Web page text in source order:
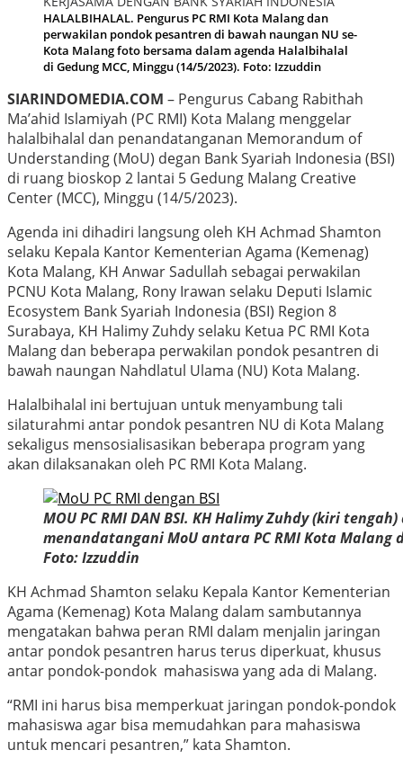
HALALBIHALAL. Pengurus PC RMI Kota Malang dan
perwakilan pondok pesantren di bawah naungan NU se-
Kota Malang foto bersama dalam agenda Halalbihalal
di Gedung MCC, Minggu (14/5/2023). Foto: Izzuddin
SIARINDOMEDIA.COM – Pengurus Cabang Rabithah
Ma’ahid Islamiyah (PC RMI) Kota Malang menggelar
halalbihalal dan penandatanganan Memorandum of
Understanding (MoU) degan Bank Syariah Indonesia (BSI)
di ruang bioskop 2 lantai 5 Gedung Malang Creative
Center (MCC), Minggu (14/5/2023).
Agenda ini dihadiri langsung oleh KH Achmad Shamton
selaku Kepala Kantor Kementerian Agama (Kemenag)
Kota Malang, KH Anwar Sadullah sebagai perwakilan
PCNU Kota Malang, Rony Irawan selaku Deputi Islamic
Ecosystem Bank Syariah Indonesia (BSI) Region 8
Surabaya, KH Halimy Zuhdy selaku Ketua PC RMI Kota
Malang dan beberapa perwakilan pondok pesantren di
bawah naungan Nahdlatul Ulama (NU) Kota Malang.
Halalbihalal ini bertujuan untuk menyambung tali
silaturahmi antar pondok pesantren NU di Kota Malang
sekaligus mensosialisasikan beberapa program yang
akan dilaksanakan oleh PC RMI Kota Malang.
MOU PC RMI DAN BSI. KH Halimy Zuhdy (kiri
menandatangani MoU antara PC RMI Kota Malang
Foto: Izzuddin
KH Achmad Shamton selaku Kepala Kantor Kementerian
Agama (Kemenag) Kota Malang dalam sambutannya
mengatakan bahwa peran RMI dalam menjalin jaringan
antar pondok pesantren harus terus diperkuat, khusus
antar pondok-pondok mahasiswa yang ada di Malang.
“RMI ini harus bisa memperkuat jaringan pondok-pondok
mahasiswa agar bisa memudahkan para mahasiswa
untuk mencari pesantren,” kata Shamton.